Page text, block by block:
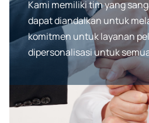
Kami memiliki tim yang
dapat diandalkan untuk
komitmen untuk layanan
dipersonalisasi untuk